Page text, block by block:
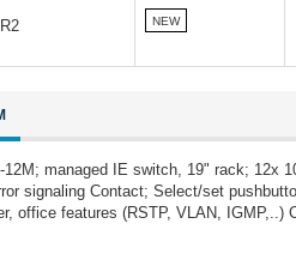
NEW
12M; managed IE switch, 19" rack; 12x
signaling Contact; Select/set
office features (RSTP, VLAN,